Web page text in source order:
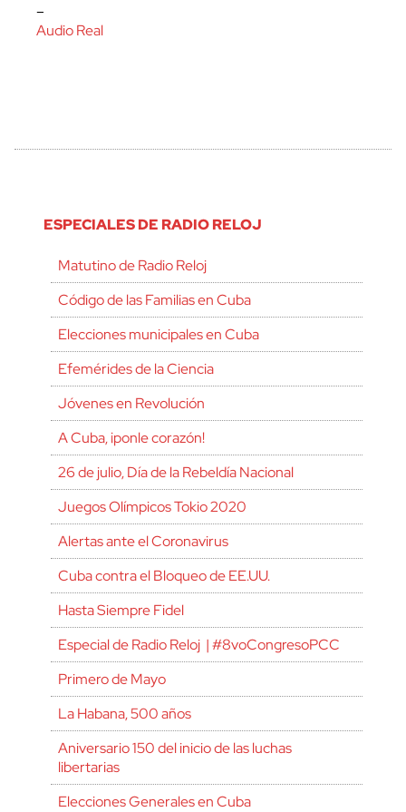
–
Audio Real
ESPECIALES DE RADIO RELOJ
Matutino de Radio Reloj
Código de las Familias en Cuba
Elecciones municipales en Cuba
Efemérides de la Ciencia
Jóvenes en Revolución
A Cuba, ¡ponle corazón!
26 de julio, Día de la Rebeldía Nacional
Juegos Olímpicos Tokio 2020
Alertas ante el Coronavirus
Cuba contra el Bloqueo de EE.UU.
Hasta Siempre Fidel
Especial de Radio Reloj | #8voCongresoPCC
Primero de Mayo
La Habana, 500 años
Aniversario 150 del inicio de las luchas
libertarias
Elecciones Generales en Cuba